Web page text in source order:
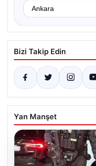
Bizi Takip Edin
Yan Manşet